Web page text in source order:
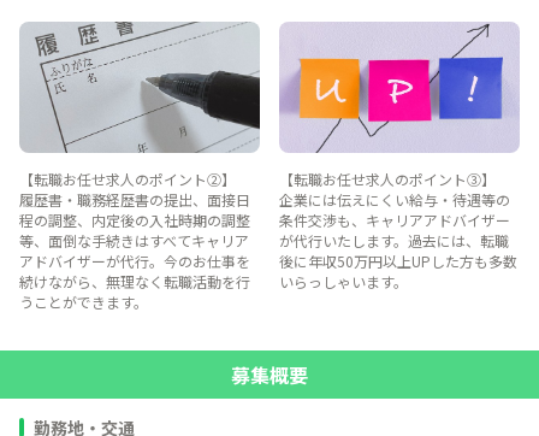
【転職お任せ求人のポイント②】
履歴書・職務経歴書の提出、面接日
程の調整、内定後の入社時期の調整
等、面倒な手続きはすべてキャリア
アドバイザーが代行。今のお仕事を
続けながら、無理なく転職活動を行
うことができます。
【転職お任せ求人のポイント③】
企業には伝えにくい給与・待遇等の
条件交渉も、キャリアアドバイザー
が代行いたします。過去には、転職
後に年収50万円以上UPした方も多数
いらっしゃいます。
募集概要
勤務地・交通